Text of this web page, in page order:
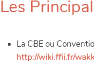
Les
La CBE ou
http://wiki.ffii.fr/